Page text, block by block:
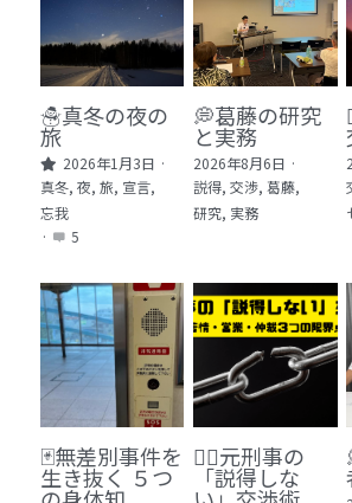
🏫社会福祉法人ぐらんま
🛒Learn More!（商品）
❓FAQ
📮ASK（無料読者登録 or 無料お
📚 100冊の「本は飲み物」
1 クレーム・犯罪・説得交渉
2 発達障害・精神疾患・ケア
3 身体知・非言語・情動 13冊
ログイン/ 登録
検索
日本語
日本語
☃️真冬の夜の
旅
2026年1月3日 ·
真冬, 夜, 旅, 宣言,
忘我
·
5
💭葛藤の研究
と実務
2026年8月6日 ·
説得, 交渉, 葛藤,
研究, 実務
🃏無差別事件を
生き抜く ５つ
🙅‍♂️元刑事の
「説得しな